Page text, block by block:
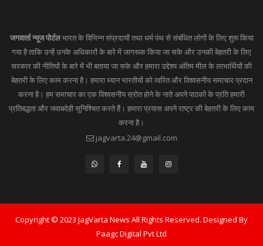
जगवार्ता न्यूज पोर्टलभारत के विभिन्न संप्रदायों तथा धर्म पंथ से संबंधित लोगों के लिए शुरू किया
गया है ताकि उन्हें उनके अधिकारों के बारे में जागरूक किया जा सके और उनकी बेहतरी के लिए
सरकार की नीतियों के बारे में भी बताया जा सके और हमारा उद्देश्य अंतिम मील के लाभार्थियों की
बेहतरी के लिए काम करना है। हमारा ध्यान भारतीयों को त्वरित और विश्वसनीय समाचार प्रदान
करना है। हम समाचार का एक विश्वसनीय स्रोत होने के नाते अपने पाठकों के प्रति हमारी
प्रतिबद्धता और जवाबदेही सुनिश्चित करते हैं। हमारा प्रयास अपने राष्ट्र की बेहतरी के लिए काम
करना है।
jagvarta.24@gmail.com
Copyright © 2023 JagVarta News All Rights Reserved. Designed By
Paagc Digital Pvt Ltd